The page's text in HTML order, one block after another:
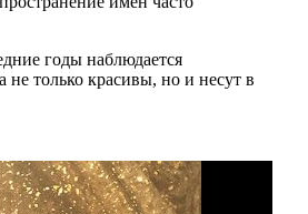
годы наблюдается
только красивы, но и несут в